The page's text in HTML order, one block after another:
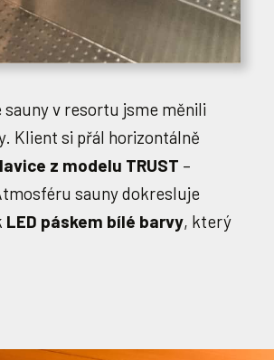
v resortu jsme měnili
Klient si přál horizontálně
z modelu TRUST –
sauny dokresluje
LED páskem bílé barvy, který